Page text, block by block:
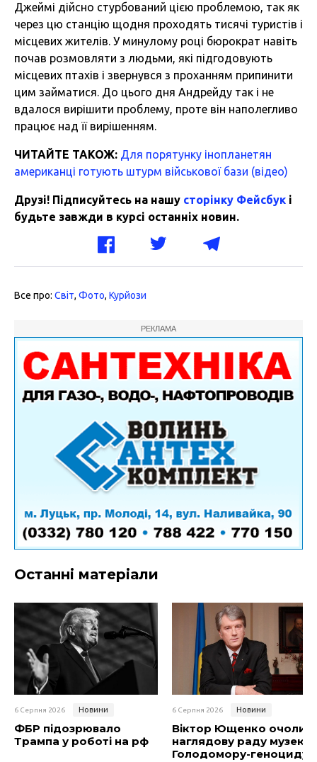
Джеймі дійсно стурбований цією проблемою, так як
через цю станцію щодня проходять тисячі туристів і
місцевих жителів. У минулому році бюрократ навіть
почав розмовляти з людьми, які підгодовують
місцевих птахів і звернувся з проханням припинити
цим займатися. До цього дня Андрейду так і не
вдалося вирішити проблему, проте він наполегливо
працює над її вирішенням.
ЧИТАЙТЕ ТАКОЖ: Для порятунку інопланетян
американці готують штурм військової бази (відео)
Друзі! Підписуйтесь на нашу сторінку Фейсбук і
будьте завжди в курсі останніх новин.
Все про: Світ, Фото, Курйози
РЕКЛАМА
Останні матеріали
6 Серпня 2026 Новини
ФБР підозрювало
Трампа у роботі на рф
6 Серпня 2026 Новини
Віктор Ющенко очолив
наглядову раду музею
Голодомору-геноциду